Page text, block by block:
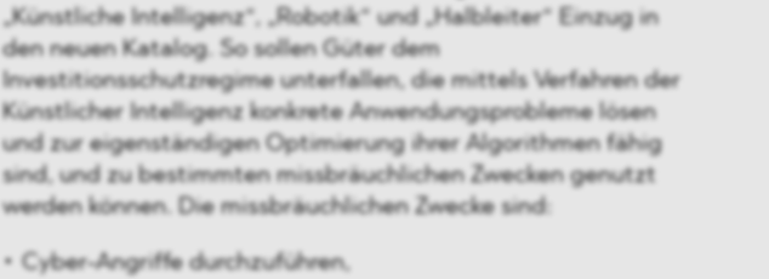
„Künstliche Intelligenz“, „Robotik“ und „Halbleiter“ Einzug in
den neuen Katalog. So sollen Güter dem
Investitionsschutzregime unterfallen, die mittels Verfahren der
Künstlicher Intelligenz konkrete Anwendungsprobleme lösen
und zur eigenständigen Optimierung ihrer Algorithmen fähig
sind, und zu bestimmten missbräuchlichen Zwecken genutzt
werden können. Die missbräuchlichen Zwecke sind:
Cyber-Angriffe durchzuführen,